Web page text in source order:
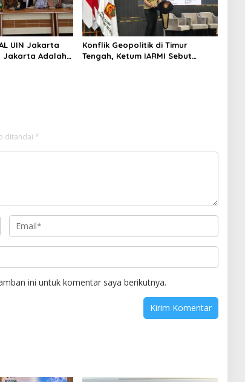
UIN Jakarta
Jakarta Adalah
Konflik Geopolitik di Timur
Tengah, Ketum IARMI Sebut
ditandai *
ini untuk komentar saya berikutnya.